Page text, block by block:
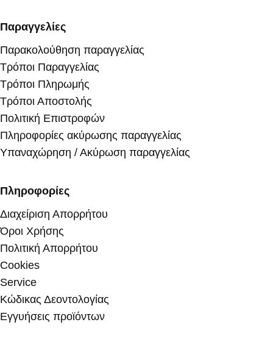
Παραγγελίες
Παρακολούθηση παραγγελίας
Τρόποι Παραγγελίας
Τρόποι Πληρωμής
Τρόποι Αποστολής
Πολιτική Επιστροφών
Πληροφορίες ακύρωσης παραγγελίας
Υπαναχώρηση / Ακύρωση παραγγελίας
Πληροφορίες
Διαχείριση Απορρήτου
Όροι Χρήσης
Πολιτική Απορρήτου
Cookies
Service
Κώδικας Δεοντολογίας
Εγγυήσεις προϊόντων